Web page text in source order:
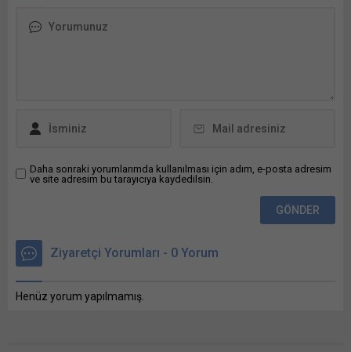
(Yeni pencerede açılır) X
Facebook'ta paylaşmak için
Daha sonraki yorumlarımda kullanılması için adım, e-posta adresim
ve site adresim bu tarayıcıya kaydedilsin.
Ziyaretçi Yorumları - 0 Yorum
Henüz yorum yapılmamış.